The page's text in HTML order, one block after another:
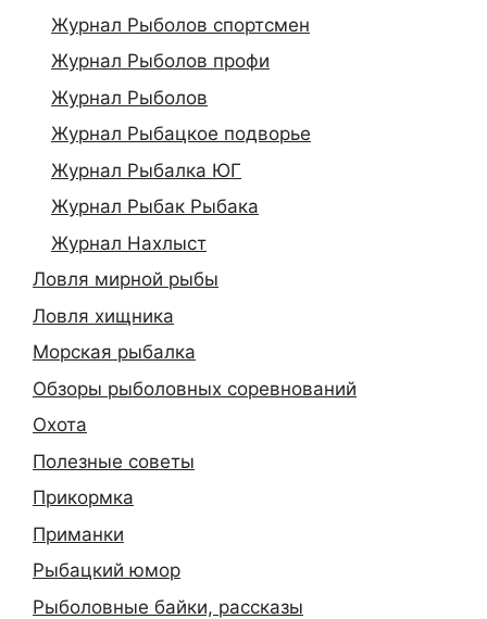
Журнал Рыболов спортсмен
Журнал Рыболов профи
Журнал Рыболов
Журнал Рыбацкое подворье
Журнал Рыбалка ЮГ
Журнал Рыбак Рыбака
Журнал Нахлыст
Ловля мирной рыбы
Ловля хищника
Морская рыбалка
Обзоры рыболовных соревнований
Охота
Полезные советы
Прикормка
Приманки
Рыбацкий юмор
Рыболовные байки, рассказы